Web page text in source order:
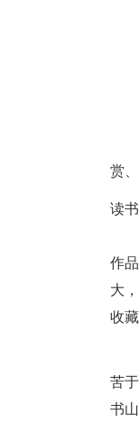
赏
读
作
大
收藏
苦
书